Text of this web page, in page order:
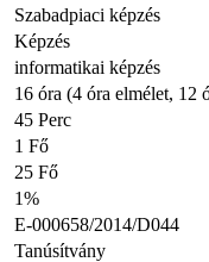
Szabadpiaci képzés
Képzés
informatikai képzés
16 óra (4 óra elmélet, 12
45 Perc
1 Fő
25 Fő
1%
E-000658/2014/D044
Tanúsítvány